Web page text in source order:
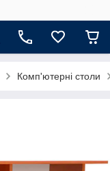
Комп'ютерні столи